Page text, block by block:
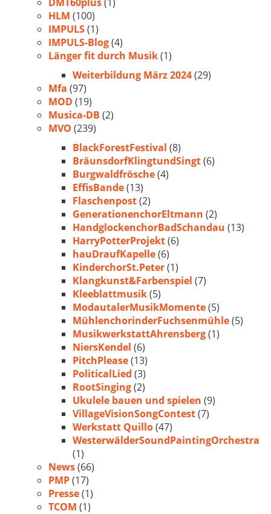
HLM (100)
IMPULS(1)
IMPULS-Blog(4)
Länger fit durch Musik(1)
Weiterbildung März 2024(29)
Mfa (97)
MOD (19)
Musica-DB (2)
MVO (239)
BlackForestFestival (8)
BräunsdorfKlingtundSingt(6)
Burgwaldfrösche(4)
EffisBande(13)
Flaschenpost(2)
GenerationenchorEltmann (2)
HandglockenchorBadSchandau (13)
HarryPotterProjekt(6)
hauDraufKapelle(6)
KinderchorSt.Peter(1)
Klangkunst&Farbenspiel (7)
Kleeblattmusik(5)
ModautalerMusikMomente(5)
MühlenchorinderFuchsenmühle(5)
MusikwerkstattAhrensberg(1)
NiersKendel (6)
PitchPlease(13)
PoliticalLied (3)
RootSinging(2)
Ukulele bauen und spielen (9)
VillageVisionSongContest(7)
Werkstatt Quillo(47)
WesterwälderSoundPaintingOrchestra
(1)
News(66)
PMP(17)
Presse(1)
TCOM (1)